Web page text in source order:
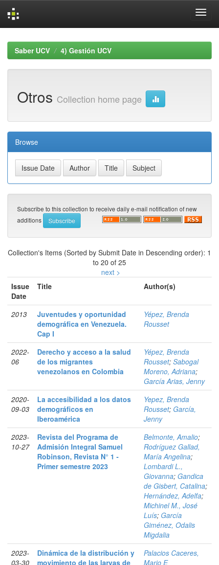
navigationSaber UCV 4) Gestión UCV
Otros Collection home page
Browse
Subscribe to this collection to receive daily e-mail notification of new
additions
Collection's Items (Sorted by Submit Date in Descending order): 1
to 20 of 25
next >
Issue
Date
Title Author(s)
2013
Juventudes y oportunidad
demográfica en Venezuela.
Cap I
Yépez, Brenda
Rousset
2022-
06
Derecho y acceso a la salud
de los migrantes
venezolanos en Colombia
Yépez, Brenda
Rousset; Sabogal
Moreno, Adriana;
García Arias, Jenny
2020-
09-03
La accesibilidad a los datos
demográficos en
Iberoamérica
Yepez, Brenda
Rousset; García,
Jenny
2023-
10-27
Revista del Programa de
Admisión Integral Samuel
Robinson, Revista N° 1 -
Primer semestre 2023
Belmonte, Amalio;
Rodríguez Gallad,
María Angelina;
Lombardi L.,
Giovanna; Gandica
de Gisbert, Catalina;
Hernández, Adelfa;
Michinel M., José
Luís; García
Giménez, Odalis
Migdalia
2023-
03-30
Dinámica de la distribución y
movimiento de las larvas de
Palacios Caceres,
Mario E